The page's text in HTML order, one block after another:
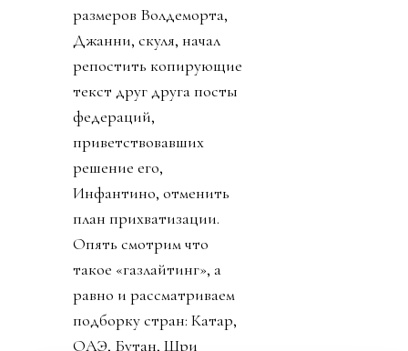
размеров Волдеморта,
Джанни, скуля, начал
репостить копирующие
текст друг друга посты
федераций,
приветствовавших
решение его,
Инфантино, отменить
план прихватизации.
Опять смотрим что
такое «газлайтинг», а
равно и рассматриваем
подборку стран: Катар,
ОАЭ, Бутан, Шри